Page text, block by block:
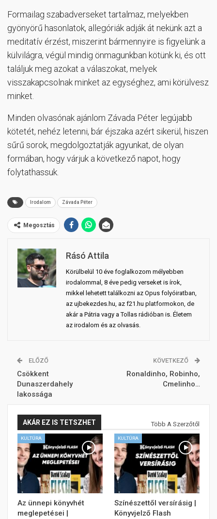
Formailag szabadverseket tartalmaz, melyekben
gyönyörű hasonlatok, allegóriák adják át nekünk azt a
meditatív érzést, miszerint bármennyire is figyelünk a
külvilágra, végül mindig önmagunkban kötünk ki, és ott
találjuk meg azokat a válaszokat, melyek
visszakapcsolnak minket az egységhez, ami körülvesz
minket.
Minden olvasónak ajánlom Závada Péter legújabb
kötetét, nehéz letenni, bár éjszaka azért sikerül, hiszen
sűrű sorok, megdolgoztatják agyunkat, de olyan
formában, hogy várjuk a következő napot, hogy
folytathassuk.
Irodalom Závada Péter
Megosztás
Rásó Attila
Körülbelül 10 éve foglalkozom mélyebben
irodalommal, 8 éve pedig verseket is írok,
mikkel lehetett találkozni az Opus folyóiratban,
az ujbekezdes.hu, az f21.hu platformokon, de
akár a Pátria vagy a Tollas rádióban is. Életem
az irodalom és az olvasás.
ELŐZŐ
Csökkent
Dunaszerdahely
lakossága
KÖVETKEZŐ
Ronaldinho, Robinho,
Cmelinho…
AKÁR EZ IS TETSZHET Több A Szerzőtől
KULTÚRA
Az ünnepi könyvhét
meglepetései |
KULTÚRA
Színészettől versírásig |
Könyvjelző Flash